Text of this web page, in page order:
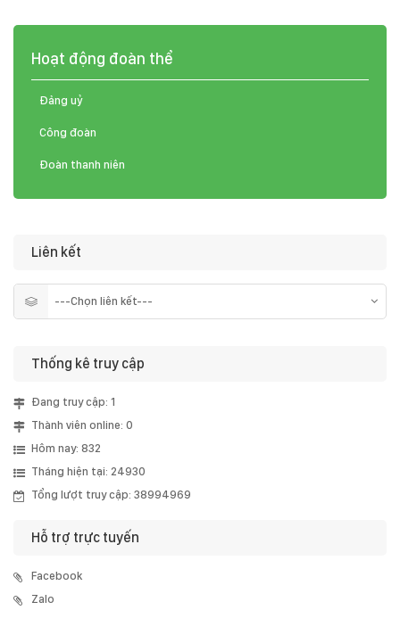
Hoạt động đoàn thể
Đảng uỷ
Công đoàn
Đoàn thanh niên
Liên kết
Thống kê truy cập
Đang truy cập: 1
Thành viên online: 0
Hôm nay: 832
Tháng hiện tại: 24930
Tổng lượt truy cập: 38994969
Hỗ trợ trực tuyến
Facebook
Zalo